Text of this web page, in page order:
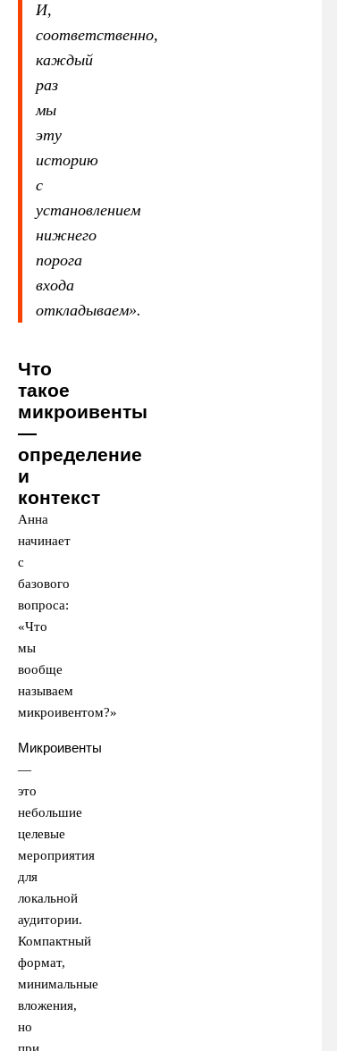
И,
соответственно,
каждый
раз
мы
эту
историю
с
установлением
нижнего
порога
входа
откладываем».
Что
такое
микроивенты
—
определение
и
контекст
Анна
начинает
с
базового
вопроса:
«Что
мы
вообще
называем
микроивентом?»
Микроивенты
—
это
небольшие
целевые
мероприятия
для
локальной
аудитории.
Компактный
формат,
минимальные
вложения,
но